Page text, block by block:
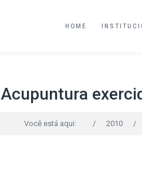
HOME
Acupuntura
Você está aqui: / 2010 /